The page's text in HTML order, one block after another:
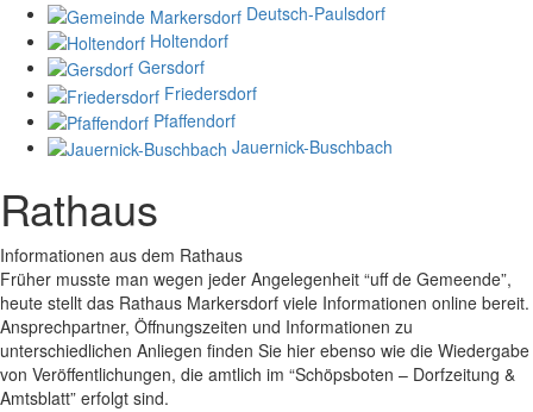
Deutsch-Paulsdorf
Holtendorf
Gersdorf
Friedersdorf
Pfaffendorf
Jauernick-Buschbach
Rathaus
Informationen aus dem Rathaus
Früher musste man wegen jeder Angelegenheit “uff de Gemeende”,
heute stellt das Rathaus Markersdorf viele Informationen online bereit.
Ansprechpartner, Öffnungszeiten und Informationen zu
unterschiedlichen Anliegen finden Sie hier ebenso wie die Wiedergabe
von Veröffentlichungen, die amtlich im “Schöpsboten – Dorfzeitung &
Amtsblatt” erfolgt sind.